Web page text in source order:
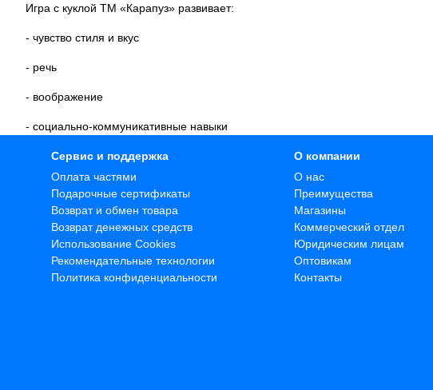
Игра с куклой ТМ «Карапуз» развивает:
- чувство стиля и вкус
- речь
- воображение
- социально-коммуникативные навыки
Сервис и поддержка
Оплата частями
Подарочные сертификаты
Возврат и обмен товара
Возврат денежных средств
Использование Cookies
Рекомендательные технологии
Политика конфиденциальности
О компании
О нас
Преимущества
Магазины
Коммерческий отдел
Юридическим лицам
Оптовикам
Контакты